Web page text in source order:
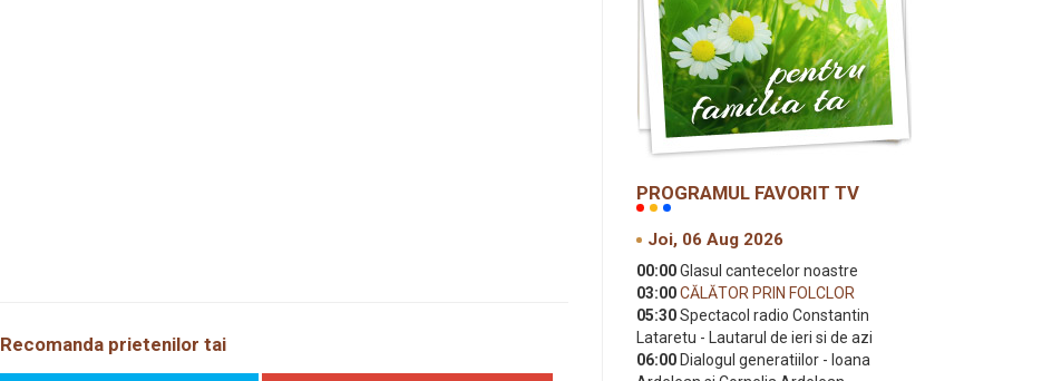
Recomanda prietenilor tai
PROGRAMUL FAVORIT TV
Joi, 06 Aug 2026
00:00Glasul cantecelor noastre
03:00CĂLĂTOR PRIN FOLCLOR
05:30Spectacol radio Constantin
Lataretu - Lautarul de ieri si de azi
06:00Dialogul generatiilor - Ioana